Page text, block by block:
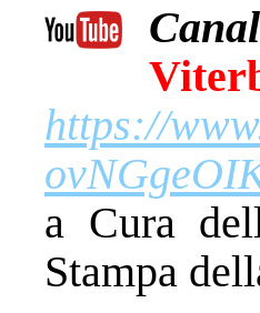
https://
a Cura
Stampa